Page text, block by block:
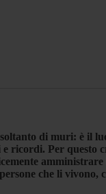
di muri: è il
ricordi. Per questo
che li vivono,